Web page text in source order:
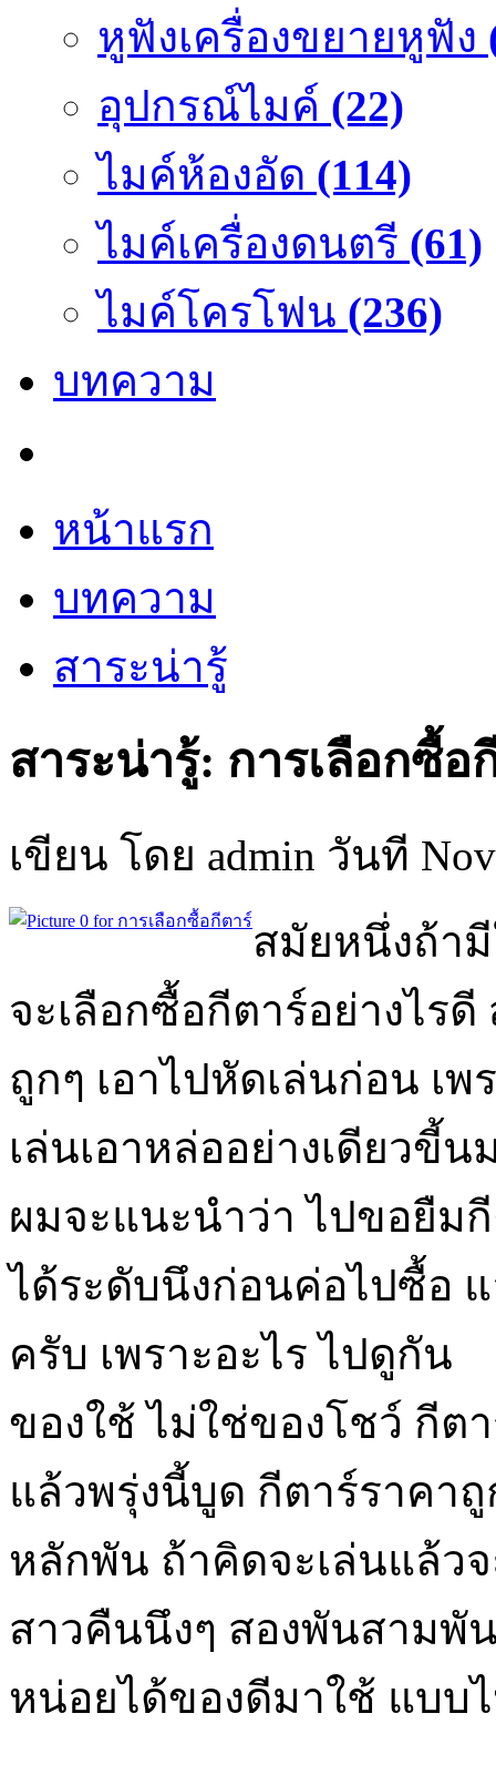
หูฟังเครื่องขยายหูฟัง
อุปกรณ์ไมค์ (22)
ไมค์ห้องอัด (114)
ไมค์เครื่องดนตรี (61)
ไมค์โครโฟน (236)
บทความ
หน้าแรก
บทความ
สาระน่ารู้
สาระน่ารู้: การเลือกซื้อ
เขียน โดย admin วันที
สมัยหนึ่งถ้า
จะเลือกซื้อกีตาร์อย่างไร
ถูกๆ เอาไปหัดเล่นก่อน เพ
เล่นเอาหล่ออย่างเดียวขี้
ผมจะแนะนำว่า ไปขอยืม
ได้ระดับนึงก่อนค่อไปซื้อ
ครับ เพราะอะไร ไปดูกัน
ของใช้ ไม่ใช่ของโชว์ กีต
แล้วพรุ่งนี้บูด กีตาร์ราคา
หลักพัน ถ้าคิดจะเล่นแล้วจ
สาวคืนนึงๆ สองพันสามพั
หน่อยได้ของดีมาใช้ แบบ